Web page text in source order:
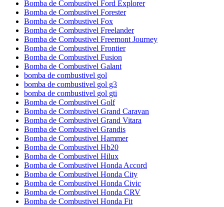
Bomba de Combustivel Ford Explorer
Bomba de Combustivel Forester
Bomba de Combustivel Fox
Bomba de Combustivel Freelander
Bomba de Combustivel Freemont Journey
Bomba de Combustivel Frontier
Bomba de Combustivel Fusion
Bomba de Combustivel Galant
bomba de combustivel gol
bomba de combustivel gol g3
bomba de combustivel gol gti
Bomba de Combustivel Golf
Bomba de Combustivel Grand Caravan
Bomba de Combustivel Grand Vitara
Bomba de Combustivel Grandis
Bomba de Combustivel Hammer
Bomba de Combustivel Hb20
Bomba de Combustivel Hilux
Bomba de Combustivel Honda Accord
Bomba de Combustivel Honda City
Bomba de Combustivel Honda Civic
Bomba de Combustivel Honda CRV
Bomba de Combustivel Honda Fit